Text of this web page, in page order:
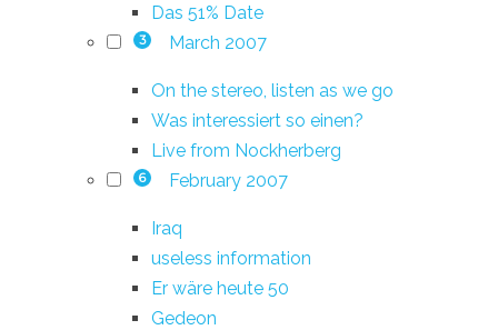
Das 51% Date
3 March 2007
On the stereo, listen as we go
Was interessiert so einen?
Live from Nockherberg
6 February 2007
Iraq
useless information
Er wäre heute 50
Gedeon